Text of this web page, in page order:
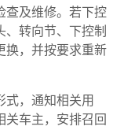
查及维修。若下控
转向节、下控制
换，并按要求重新
式，通知相关用
关车主，安排召回